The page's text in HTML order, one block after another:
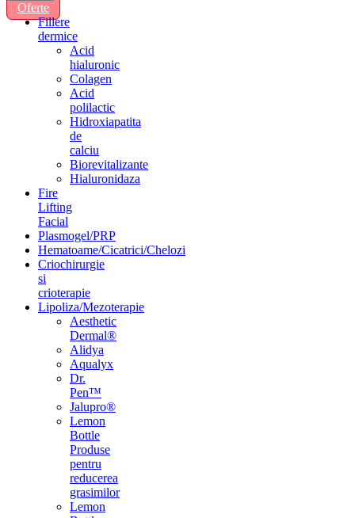
Oferte
Fillere
dermice
Acid
hialuronic
Colagen
Acid
polilactic
Hidroxiapatita
de
calciu
Biorevitalizante
Hialuronidaza
Fire
Lifting
Facial
Plasmogel/PRP
Hematoame/Cicatrici/Chelozi
Criochirurgie
si
crioterapie
Lipoliza/Mezoterapie
Aesthetic
Dermal®
Alidya
Aqualyx
Dr.
Pen™
Jalupro®
Lemon
Bottle
Produse
pentru
reducerea
grasimilor
Lemon